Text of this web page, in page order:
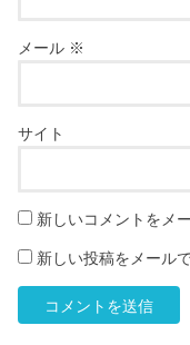
メール ※
サイト
新しいコメントをメ
新しい投稿をメール